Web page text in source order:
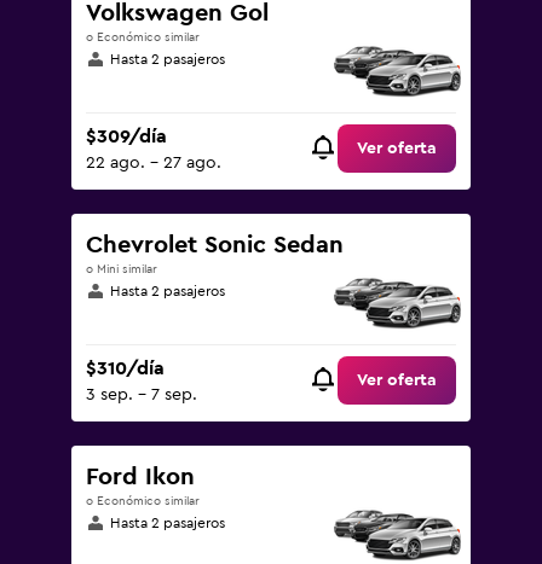
Volkswagen Gol
o Económico similar
Hasta 2 pasajeros
$309/día
22 ago. - 27 ago.
Ver oferta
Chevrolet Sonic Sedan
o Mini similar
Hasta 2 pasajeros
$310/día
3 sep. - 7 sep.
Ver oferta
Ford Ikon
o Económico similar
Hasta 2 pasajeros